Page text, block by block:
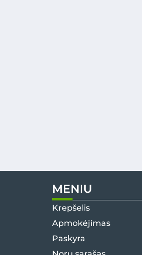
MENIU
Krepšelis
Apmokėjimas
Paskyra